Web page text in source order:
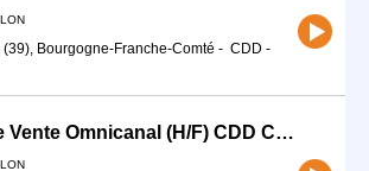
Bourgogne-Franche-Comté - CDD -
Conseiller-ère Vente Omnicanal (H/F) CDD Cycle Septembre / Novembre